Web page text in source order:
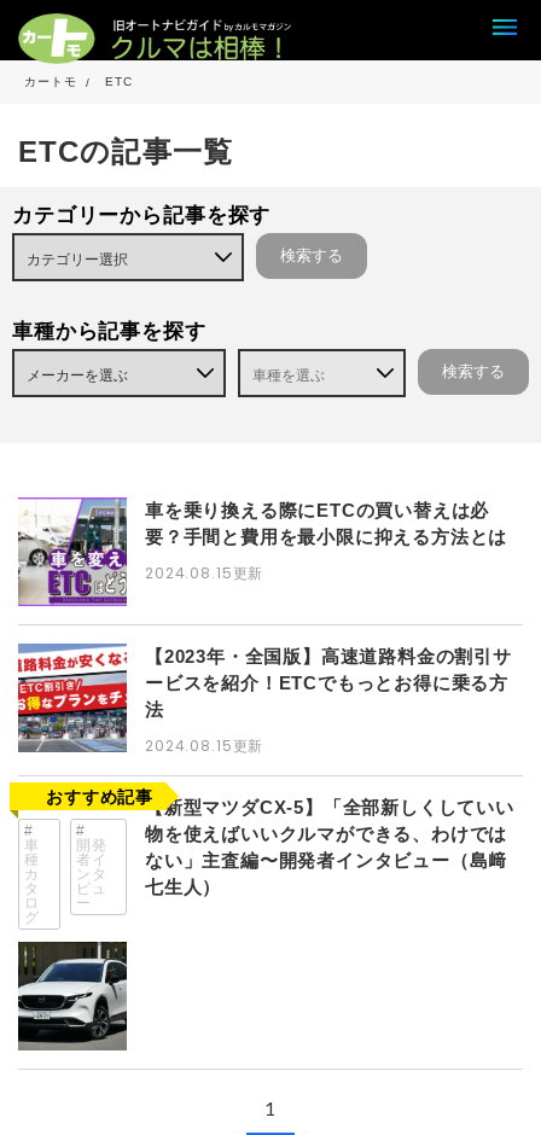
カートモ ETC
ETCの記事一覧
カテゴリーから記事を探す
車種から記事を探す
車を乗り換える際にETCの買い替えは必
要？手間と費用を最小限に抑える方法とは
2024.08.15更新
【2023年・全国版】高速道路料金の割引サ
ービスを紹介！ETCでもっとお得に乗る方
法
2024.08.15更新
車
種
カ
タ
ロ
グ
開発
者イ
ンタ
ビュ
ー
【新型マツダCX-5】「全部新しくしていい
物を使えばいいクルマができる、わけでは
ない」主査編〜開発者インタビュー（島﨑
七生人）
1